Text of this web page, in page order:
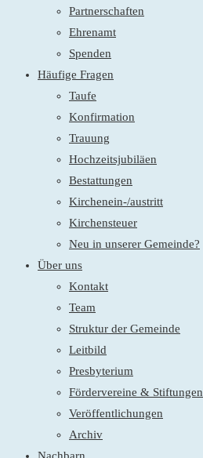
Partnerschaften
Ehrenamt
Spenden
Häufige Fragen
Taufe
Konfirmation
Trauung
Hochzeitsjubiläen
Bestattungen
Kirchenein-/austritt
Kirchensteuer
Neu in unserer Gemeinde?
Über uns
Kontakt
Team
Struktur der Gemeinde
Leitbild
Presbyterium
Fördervereine & Stiftungen
Veröffentlichungen
Archiv